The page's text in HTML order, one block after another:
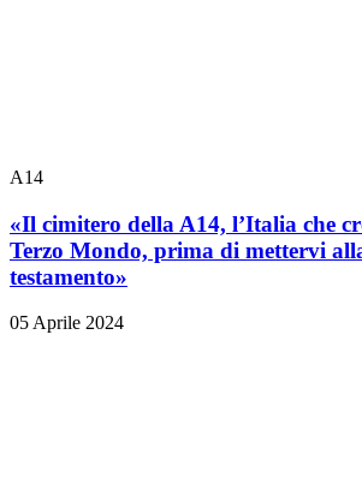
A14
«Il cimitero della A14, l’Italia che
Terzo Mondo, prima di mettervi
testamento»
05 Aprile 2024